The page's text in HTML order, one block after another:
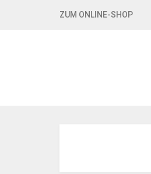
ZUM ONLINE-SHOP